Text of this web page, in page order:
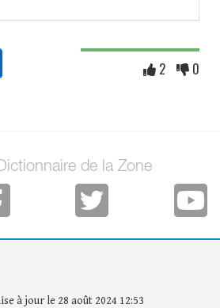
2 0
de la Zone
à jour le 28 août 2024 12:53